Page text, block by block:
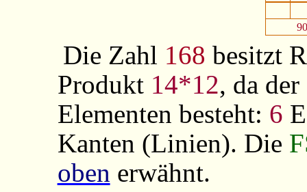
Die Zahl 168 besitzt
Produkt 14*12, da
Elementen besteht: 6
Kanten (Linien). Die
oben erwähnt.